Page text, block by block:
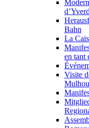
Bahn
La
en tant
Visite